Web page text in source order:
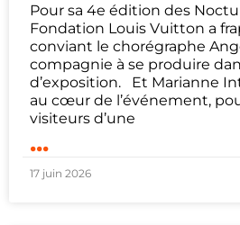
Pour sa 4e édition des
Fondation Louis Vuitton a
conviant le chorégraphe
compagnie à se produire
d’exposition. Et Marianne
au cœur de l’événement,
visiteurs d’une
...
17 juin 2026